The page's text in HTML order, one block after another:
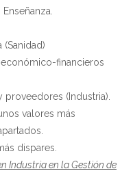
financieros
(Industria).
valores más
dispares.
Industria en la Gestión de